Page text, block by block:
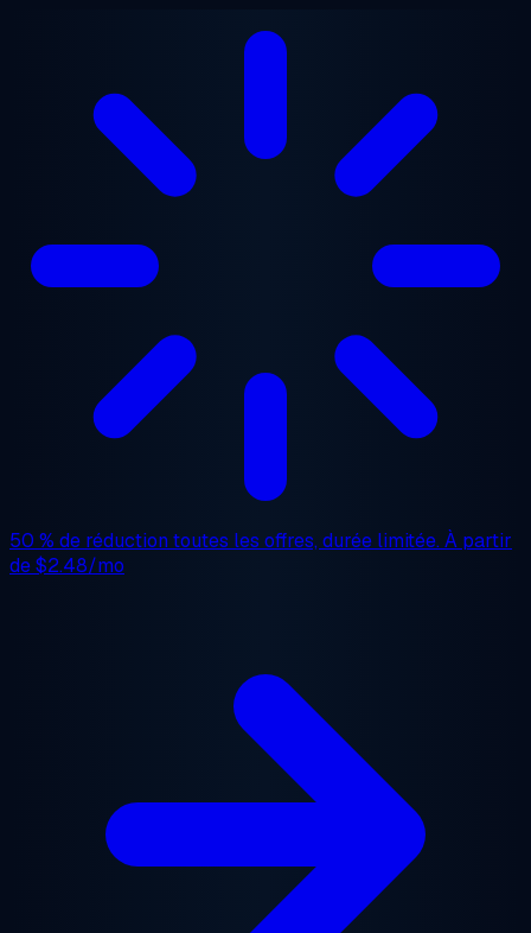
50 % de réduction toutes les offres, durée limitée. À partir
de$2.48/mo